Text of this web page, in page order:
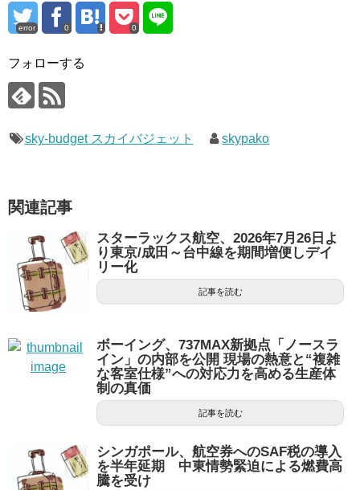
error 0 0
フォローする
sky-budget スカイバジェット skypako
関連記事
スターラックス航空、2026年7月26日よ
り東京/成田～台中線を期間増便しデイ
リー化
記事を読む
ボーイング、737MAX新拠点「ノースラ
イン」の内部を公開 現場の熱意と“複雑
な客室仕様”への対応力を高める生産体
制の真価
記事を読む
シンガポール、航空券へのSAF税の導入
を半年延期 中東情勢緊迫による燃費高
騰を受け